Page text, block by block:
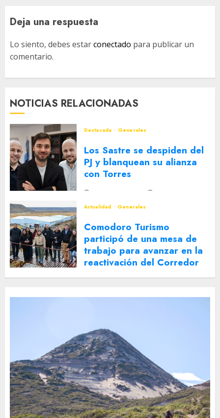
Deja una respuesta
Lo siento, debes estarconectado para publicar un
comentario.
NOTICIAS RELACIONADAS
Destacada Generales
Los Sastre se despiden del
PJ y blanquean su alianza
con Torres
2 DE AGOSTO DE 2026
Actualidad
Generales
Comodoro Turismo
participó de una mesa de
trabajo para avanzar en la
reactivación del Corredor
Turístico Integrado